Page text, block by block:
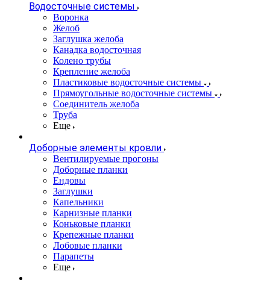
Водосточные системы
Воронка
Желоб
Заглушка желоба
Канадка водосточная
Колено трубы
Крепление желоба
Пластиковые водосточные системы
Прямоугольные водосточные системы
Соединитель желоба
Труба
Еще
Доборные элементы кровли
Вентилируемые прогоны
Доборные планки
Ендовы
Заглушки
Капельники
Карнизные планки
Коньковые планки
Крепежные планки
Лобовые планки
Парапеты
Еще